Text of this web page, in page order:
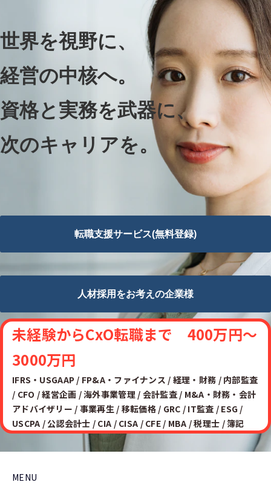
世界を視野に、
経営の中核へ。
資格と実務を武器に、
次のキャリアを。
転職支援サービス(無料登録)
人材採用をお考えの企業様
未経験からCxO転職まで 400万円〜
3000万円
IFRS・USGAAP / FP&A・ファイナンス / 経理・財務 / 内部監査
/ CFO / 経営企画 / 海外事業管理 / 会計監査 / M&A・財務・会計
アドバイザリー / 事業再生 / 移転価格 / GRC / IT監査 / ESG /
USCPA / 公認会計士 / CIA / CISA / CFE / MBA / 税理士 / 簿記
MENU